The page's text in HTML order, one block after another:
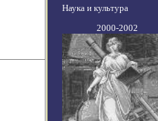
Наука и культура
2000-2002